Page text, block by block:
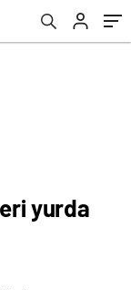
yurda